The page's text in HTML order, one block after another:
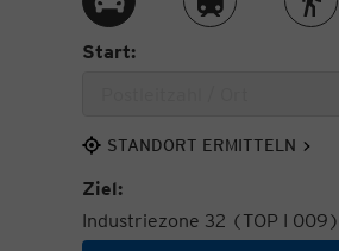
Route per AutoRoute per Zug
Start:
STANDORT ERMITTELN
Ziel:
Industriezone 32 (TOP I